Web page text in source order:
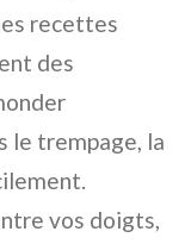
recettes
des
le trempage, la
vos doigts,